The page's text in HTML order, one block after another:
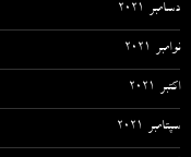
دسامبر 2021
نوامبر 2021
اکتبر 2021
سپتامبر 2021